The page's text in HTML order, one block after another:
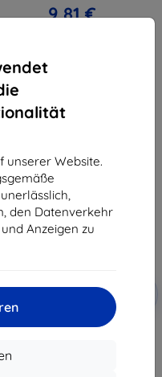
unserer Website.
den Datenverkehr
Anzeigen zu
9,81 €
EXTRA10
Schutz für Objektiv Lens